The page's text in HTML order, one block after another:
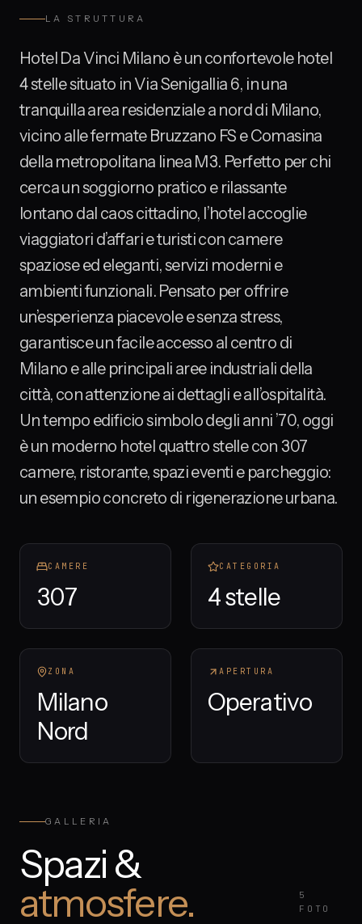
LA STRUTTURA
Hotel Da Vinci Milano è un confortevole hotel
4 stelle situato in Via Senigallia 6, in una
tranquilla area residenziale a nord di Milano,
vicino alle fermate Bruzzano FS e Comasina
della metropolitana linea M3. Perfetto per chi
cerca un soggiorno pratico e rilassante
lontano dal caos cittadino, l’hotel accoglie
viaggiatori d’affari e turisti con camere
spaziose ed eleganti, servizi moderni e
ambienti funzionali. Pensato per offrire
un’esperienza piacevole e senza stress,
garantisce un facile accesso al centro di
Milano e alle principali aree industriali della
città, con attenzione ai dettagli e all’ospitalità.
Un tempo edificio simbolo degli anni ’70, oggi
è un moderno hotel quattro stelle con 307
camere, ristorante, spazi eventi e parcheggio:
un esempio concreto di rigenerazione urbana.
CAMERE
307
CATEGORIA
4 stelle
ZONA
Milano
Nord
APERTURA
Operativo
GALLERIA
Spazi &
atmosfere.
5
FOTO